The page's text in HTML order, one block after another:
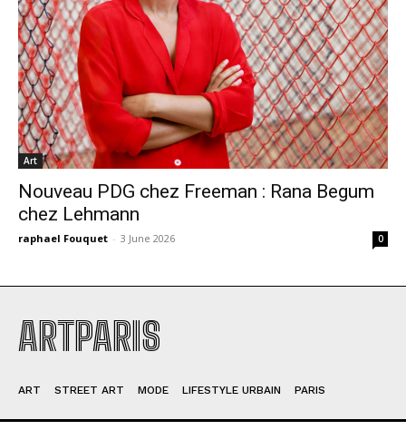
Art
Nouveau PDG chez Freeman : Rana Begum
chez Lehmann
raphael Fouquet - 3 June 2026 0
ARTPARIS
ART STREET ART MODE LIFESTYLE URBAIN PARIS